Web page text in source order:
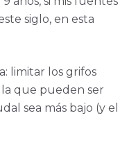
siglo, en esta
limitar los grifos
que pueden ser
sea más bajo (y el